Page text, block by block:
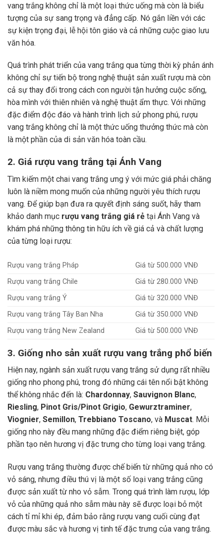
vang trắng không chỉ là một loại thức uống mà còn là biểu
tượng của sự sang trọng và đẳng cấp. Nó gắn liền với các
sự kiện trọng đại, lễ hội tôn giáo và cả những cuộc giao lưu
văn hóa.
Quá trình phát triển của vang trắng qua từng thời kỳ phản ánh
không chỉ sự tiến bộ trong nghệ thuật sản xuất rượu mà còn
cả sự thay đổi trong cách con người tận hưởng cuộc sống,
hòa mình với thiên nhiên và nghệ thuật ẩm thực. Với những
đặc điểm độc đáo và hành trình lịch sử phong phú, rượu
vang trắng không chỉ là một thức uống thưởng thức mà còn
là một phần của di sản văn hóa toàn cầu.
2. Giá rượu vang trắng tại Ánh Vang
Tìm kiếm một chai vang trắng ưng ý với mức giá phải chăng
luôn là niềm mong muốn của những người yêu thích rượu
vang. Để giúp bạn đưa ra quyết định sáng suốt, hãy tham
khảo danh mục rượu vang trắng giá rẻ tại Ánh Vang và
khám phá những thông tin hữu ích về giá cả và chất lượng
của từng loại rượu:
Rượu vang trắng Pháp
Giá từ 500.000 VNĐ
Rượu vang trắng Chile
Giá từ 280.000 VNĐ
Rượu vang trắng Ý
Giá từ 320.000 VNĐ
Rượu vang trắng Tây Ban Nha
Giá từ 350.000 VNĐ
Rượu vang trắng New Zealand
Giá từ 500.000 VNĐ
3. Giống nho sản xuất rượu vang trắng phổ biến
Hiện nay, ngành sản xuất rượu vang trắng sử dụng rất nhiều
giống nho phong phú, trong đó những cái tên nổi bật không
thể không nhắc đến là: Chardonnay, Sauvignon Blanc,
Riesling, Pinot Gris/Pinot Grigio, Gewurztraminer,
Viognier, Semillon, Trebbiano Toscano, và Muscat. Mỗi
giống nho này đều mang những đặc điểm riêng biệt, góp
phần tạo nên hương vị đặc trưng cho từng loại vang trắng.
Rượu vang trắng thường được chế biến từ những quả nho có
vỏ sáng, nhưng điều thú vị là một số loại vang trắng cũng
được sản xuất từ nho vỏ sẫm. Trong quá trình làm rượu, lớp
vỏ của những quả nho sẫm màu này sẽ được loại bỏ một
cách tỉ mỉ khi ép, đảm bảo rằng rượu vang cuối cùng đạt
được màu sắc và hương vị tinh tế đặc trưng của vang trắng.